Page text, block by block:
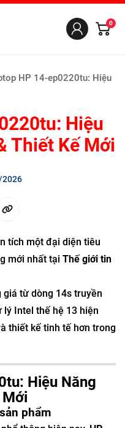
0
HP 14-ep0220tu: Hiệu
Hiệu
Thiết Kế Mới
tích một đại diện tiêu
mới nhất tại Thế giới tin
từ dòng 14s truyền
Intel thế hệ 13 hiện
thiết kế tinh tế hơn trong
Hiệu Năng
Mới
phẩm